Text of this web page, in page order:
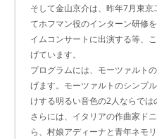
そして金山京介は、昨年7月東
てホフマン役のインターン研修
イムコンサートに出演する等、
げています。
プログラムには、モーツァルト
げます。モーツァルトのシンプ
けする明るい音色の2人ならでは
さらには、イタリアの作曲家ド
ら、村娘アディーナと青年ネモ